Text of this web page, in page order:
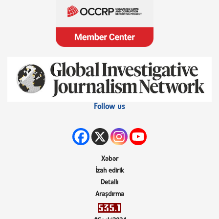
Follow us
Xəbər
İzah edirik
Detallı
Araşdırma